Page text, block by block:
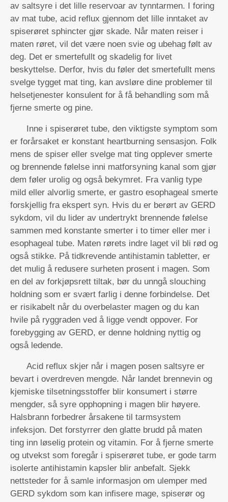
av saltsyre i det lille reservoar av tynntarmen. I foring
av mat tube, acid reflux gjennom det lille inntaket av
spiserøret sphincter gjør skade. Når maten reiser i
maten røret, vil det være noen svie og ubehag følt av
deg. Det er smertefullt og skadelig for livet
beskyttelse. Derfor, hvis du føler det smertefullt mens
svelge tygget mat ting, kan avsløre dine problemer til
helsetjenester konsulent for å få behandling som må
fjerne smerte og pine.
Inne i spiserøret tube, den viktigste symptom som
er forårsaket er konstant heartburning sensasjon. Folk
mens de spiser eller svelge mat ting opplever smerte
og brennende følelse inni matforsyning kanal som gjør
dem føler urolig og også bekymret. Fra vanlig type
mild eller alvorlig smerte, er gastro esophageal smerte
forskjellig fra ekspert syn. Hvis du er berørt av GERD
sykdom, vil du lider av undertrykt brennende følelse
sammen med konstante smerter i to timer eller mer i
esophageal tube. Maten rørets indre laget vil bli rød og
også stikke. På tidkrevende antihistamin tabletter, er
det mulig å redusere surheten prosent i magen. Som
en del av forkjøpsrett tiltak, bør du unngå slouching
holdning som er svært farlig i denne forbindelse. Det
er risikabelt når du overbelaster magen og du kan
hvile på ryggraden ved å ligge vendt oppover. For
forebygging av GERD, er denne holdning nyttig og
også ledende.
Acid reflux skjer når i magen posen saltsyre er
bevart i overdreven mengde. Når landet brennevin og
kjemiske tilsetningsstoffer blir konsumert i større
mengder, så syre opphopning i magen blir høyere.
Halsbrann forbedrer årsakene til tarmsystem
infeksjon. Det forstyrrer den glatte brudd på maten
ting inn løselig protein og vitamin. For å fjerne smerte
og utvekst som foregår i spiserøret tube, er gode tarm
isolerte antihistamin kapsler blir anbefalt. Sjekk
nettsteder for å samle informasjon om ulemper med
GERD sykdom som kan infisere mage, spiserør og